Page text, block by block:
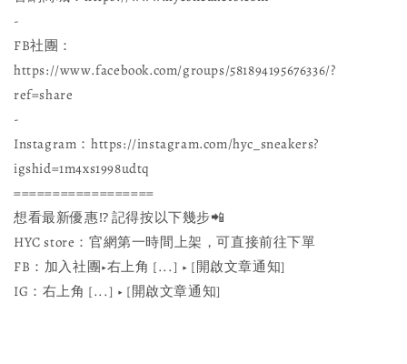
-
FB社團：
https://www.facebook.com/groups/581894195676336/?
ref=share
-
Instagram：https://instagram.com/hyc_sneakers?
igshid=1m4xs1998udtq
==================
想看最新優惠⁉ 記得按以下幾步📲
HYC store：官網第一時間上架，可直接前往下單
FB：加入社團▶️右上角 [...] ▶️ [開啟文章通知]
IG：右上角 [...] ▶️ [開啟文章通知]